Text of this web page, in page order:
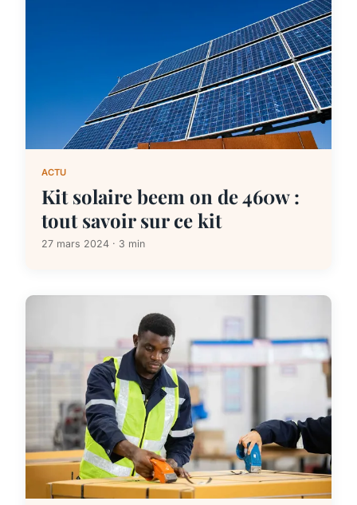
ACTU
Kit solaire beem on de 460w :
tout savoir sur ce kit
27 mars 2024 · 3 min